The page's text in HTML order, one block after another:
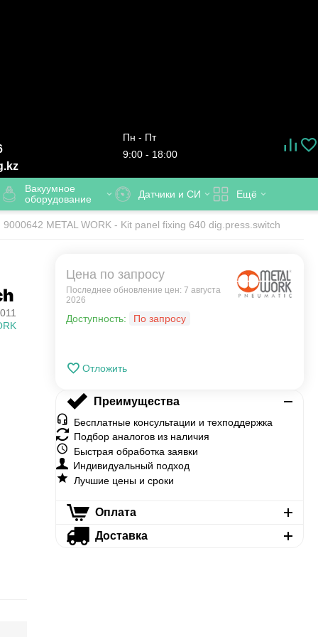
Пн - Пт
9:00 - 18:00
Вакуумное
оборудование
Датчики и СИ Ещё
9000642 METAL WORK - Kit panel fixing 640 dig.press.switch
Цена по запросу
Последнее обновление цен: 7 августа
2026
Доступность: По запросу
Отложить
Преимущества
Бесплатные консультации и техподдержка
Подбор аналогов из наличия
Быстрая обработка заявки
Индивидуальный подход
Лучшие цены и сроки
Оплата
Доставка